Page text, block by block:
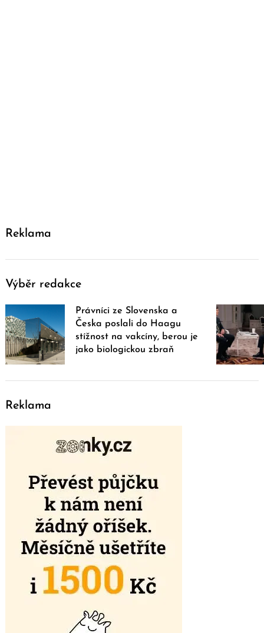
Reklama
Výběr redakce
Právníci ze Slovenska a
Česka poslali do Haagu
stížnost na vakcíny, berou je
jako biologickou zbraň
Reklama